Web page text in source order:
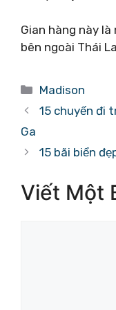
Gian hàng này
bên ngoài Thái
Danh
mục
Madison
15 chuyến đi
Ga
15 bãi biển
Viết Một